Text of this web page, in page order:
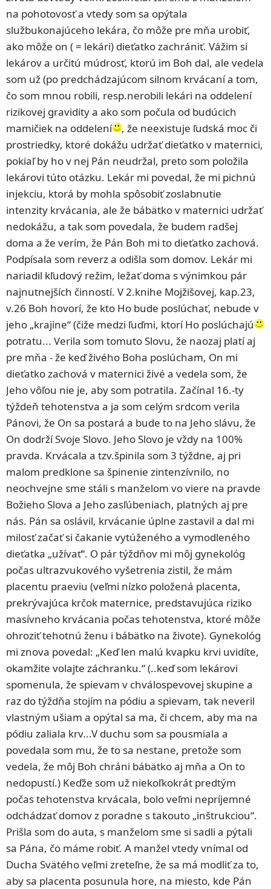
na pohotovosť a vtedy som sa opýtala
službukonajúceho lekára, čo môže pre mňa urobiť,
ako môže on ( = lekári) dieťatko zachrániť. Vážim si
lekárov a určitú múdrosť, ktorú im Boh dal, ale vedela
som už (po predchádzajúcom silnom krvácaní a tom,
čo som mnou robili, resp.nerobili lekári na oddelení
rizikovej gravidity a ako som počula od budúcich
mamičiek na oddelení
, že neexistuje ľudská moc či
prostriedky, ktoré dokážu udržať dieťatko v maternici,
pokiaľ by ho v nej Pán neudržal, preto som položila
lekárovi túto otázku. Lekár mi povedal, že mi pichnú
injekciu, ktorá by mohla spôsobiť zoslabnutie
intenzity krvácania, ale že bábätko v maternici udržať
nedokážu, a tak som povedala, že budem radšej
doma a že verím, že Pán Boh mi to dieťatko zachová.
Podpísala som reverz a odišla som domov. Lekár mi
nariadil kľudový režim, ležať doma s výnimkou pár
najnutnejších činností. V 2.knihe Mojžišovej, kap.23,
v.26 Boh hovorí, že kto Ho bude poslúchať, nebude v
jeho „krajine“ (čiže medzi ľuďmi, ktorí Ho poslúchajú
potratu... Verila som tomuto Slovu, že naozaj platí aj
pre mňa - že keď živého Boha poslúcham, On mi
dieťatko zachová v maternici živé a vedela som, že
Jeho vôľou nie je, aby som potratila. Začínal 16.-ty
týždeň tehotenstva a ja som celým srdcom verila
Pánovi, že On sa postará a bude to na Jeho slávu, že
On dodrží Svoje Slovo. Jeho Slovo je vždy na 100%
pravda. Krvácala a tzv.špinila som 3 týždne, aj pri
malom predklone sa špinenie zintenzívnilo, no
neochvejne sme stáli s manželom vo viere na pravde
Božieho Slova a Jeho zasľúbeniach, platných aj pre
nás. Pán sa oslávil, krvácanie úplne zastavil a dal mi
milosť začať si čakanie vytúženého a vymodleného
dieťatka „užívať“. O pár týždňov mi môj gynekológ
počas ultrazvukového vyšetrenia zistil, že mám
placentu praeviu (veľmi nízko položená placenta,
prekrývajúca krčok maternice, predstavujúca riziko
masívneho krvácania počas tehotenstva, ktoré môže
ohroziť tehotnú ženu i bábätko na živote). Gynekológ
mi znova povedal: „Keď len malú kvapku krvi uvidíte,
okamžite volajte záchranku.“ (..keď som lekárovi
spomenula, že spievam v chválospevovej skupine a
raz do týždňa stojím na pódiu a spievam, tak neveril
vlastným ušiam a opýtal sa ma, či chcem, aby ma na
pódiu zaliala krv...V duchu som sa pousmiala a
povedala som mu, že to sa nestane, pretože som
vedela, že môj Boh chráni bábätko aj mňa a On to
nedopustí.) Keďže som už niekoľkokrát predtým
počas tehotenstva krvácala, bolo veľmi nepríjemné
odchádzať domov z poradne s takouto „inštrukciou“.
Prišla som do auta, s manželom sme si sadli a pýtali
sa Pána, čo máme robiť. A manžel vtedy vnímal od
Ducha Svätého veľmi zreteľne, že sa má modliť za to,
aby sa placenta posunula hore, na miesto, kde Pán